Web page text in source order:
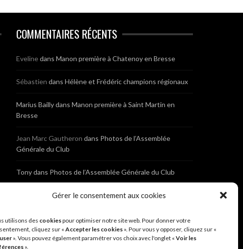
Gérer le consentement aux cookies
utilisons des cookiespour optimiser notre site web. Pour donner votre
cliquez sur « Accepter les cookies ». Pour vous y opposer, cliquez sur «
». Vous pouvez également paramétrer vos choix avec l'onglet « Voir les
».
COMMENTAIRES RÉCENTS
Evelinedans Manon première à Chatenoy en Bresse
Sébastien dans Hélène et Frédéric champions régionaux
Marius Baillydans Manon première à Saint Martin en
Bresse
Jean Marc Gautheron dans Photos de l’Assemblée
Générale du Club
Tonydans Photos de l’Assemblée Générale du Club
dansCyclocross de Brochon (21)
BreniauxdansCyclocross de Brochon (21)
AnonymedansDiététique Nutrition 71 – Cécile Guyon